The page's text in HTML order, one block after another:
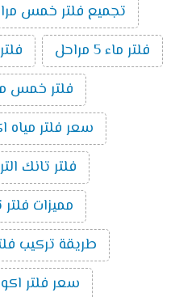
تجميع فلتر خمس
فلتر ماء 5 مراحل
فلتر خمس
سعر فلتر مياه اكوا
فلتر تانك الترا
مميزات فلتر
طريقة تركيب فلتر 5 مراحل
سعر فلتر اكوا